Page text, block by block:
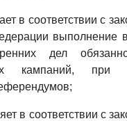
в соответствии с
выполнение
дел
кампаний, при
в соответствии с